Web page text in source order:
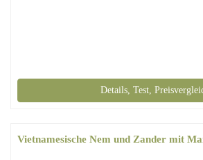
Details, Test,
Vietnamesische Nem und Zander mit